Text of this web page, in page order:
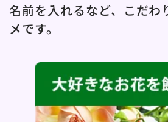
名前を入れるなど、こだわ
メです。